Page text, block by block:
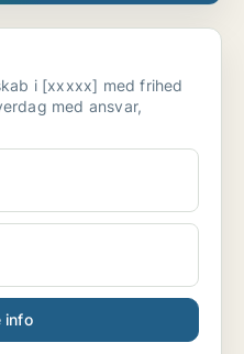
i [xxxxx] med frihed
med ansvar,
info